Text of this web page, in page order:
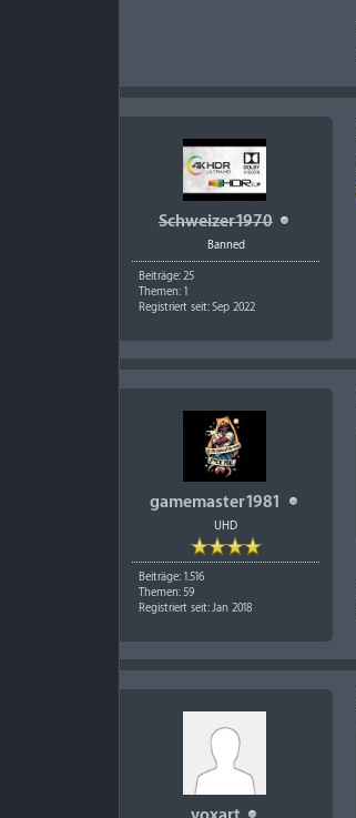
Schweizer1970
Banned
Beiträge: 25
Themen: 1
Registriert seit: Sep 2022
gamemaster1981
UHD
Beiträge: 1.516
Themen: 59
Registriert seit: Jan 2018